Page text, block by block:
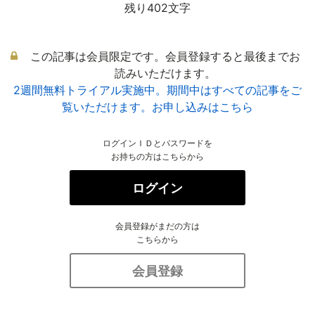
残り402文字
この記事は会員限定です。会員登録すると最後までお
読みいただけます。
2週間無料トライアル実施中。期間中はすべての記事をご
覧いただけます。お申し込みはこちら
ログインＩＤとパスワードを
お持ちの方はこちらから
ログイン
会員登録がまだの方は
こちらから
会員登録